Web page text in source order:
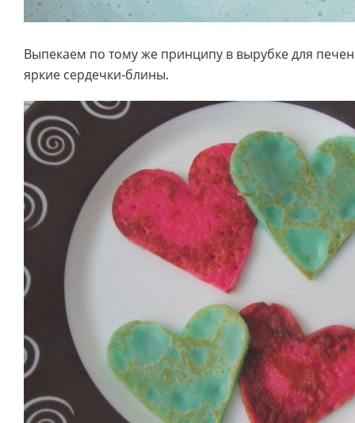
Выпекаем по тому же принципу в вырубке для
яркие сердечки-блины.